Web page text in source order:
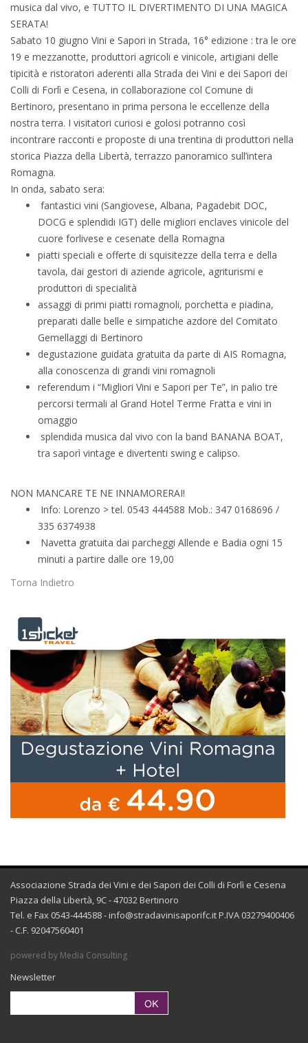
musica dal vivo, e TUTTO IL DIVERTIMENTO DI UNA MAGICA
SERATA!
Sabato 10 giugno Vini e Sapori in Strada, 16° edizione : tra le ore
19 e mezzanotte, produttori agricoli e vinicole, artigiani delle
tipicità e ristoratori aderenti alla Strada dei Vini e dei Sapori dei
Colli di Forlì e Cesena, in collaborazione col Comune di
Bertinoro, presentano in prima persona le eccellenze della
nostra terra. I visitatori curiosi e golosi potranno così
incontrare racconti e proposte di una trentina di produttori nella
storica Piazza della Libertà, terrazzo panoramico sull’intera
Romagna.
In onda, sabato sera:
fantastici vini (Sangiovese, Albana, Pagadebit DOC,
DOCG e splendidi IGT) delle migliori enclaves vinicole del
cuore forlivese e cesenate della Romagna
piatti speciali e offerte di squisitezze della terra e della
tavola, dai gestori di aziende agricole, agriturismi e
produttori di specialità
assaggi di primi piatti romagnoli, porchetta e piadina,
preparati dalle belle e simpatiche azdore del Comitato
Gemellaggi di Bertinoro
degustazione guidata gratuita da parte di AIS Romagna,
alla conoscenza di grandi vini romagnoli
referendum i “Migliori Vini e Sapori per Te”, in palio tre
percorsi termali al Grand Hotel Terme Fratta e vini in
omaggio
splendida musica dal vivo con la band BANANA BOAT,
tra saporì vintage e divertenti swing e calipso.
NON MANCARE TE NE INNAMORERAI!
Info: Lorenzo > tel. 0543 444588 Mob.: 347 0168696 /
335 6374938
Navetta gratuita dai parcheggi Allende e Badia ogni 15
minuti a partire dalle ore 19,00
Torna Indietro
Associazione Strada dei Vini e dei Sapori dei Colli di Forlì e Cesena
Piazza della Libertà, 9C - 47032 Bertinoro
Tel. e Fax 0543-444588 - info@stradavinisaporifc.it P.IVA 03279400406
- C.F. 92047560401
powered by Media Consulting
Newsletter